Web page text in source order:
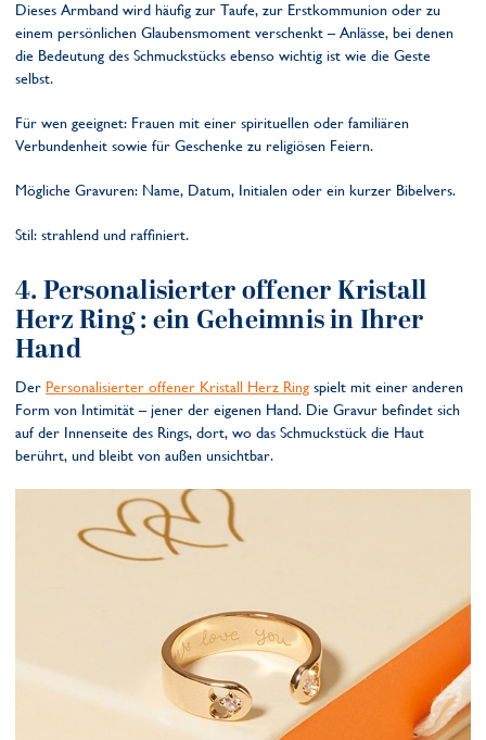
Dieses Armband wird häufig zur Taufe, zur Erstkommunion oder zu
einem persönlichen Glaubensmoment verschenkt – Anlässe, bei denen
die Bedeutung des Schmuckstücks ebenso wichtig ist wie die Geste
selbst.
Für wen geeignet: Frauen mit einer spirituellen oder familiären
Verbundenheit sowie für Geschenke zu religiösen Feiern.
Mögliche Gravuren: Name, Datum, Initialen oder ein kurzer Bibelvers.
Stil: strahlend und raffiniert.
4.Personalisierter offener Kristall
Herz Ring: ein Geheimnis in Ihrer
Hand
Der Personalisierter offener Kristall Herz Ring spielt mit einer anderen
Form von Intimität – jener der eigenen Hand. Die Gravur befindet sich
auf der Innenseite des Rings, dort, wo das Schmuckstück die Haut
berührt, und bleibt von außen unsichtbar.